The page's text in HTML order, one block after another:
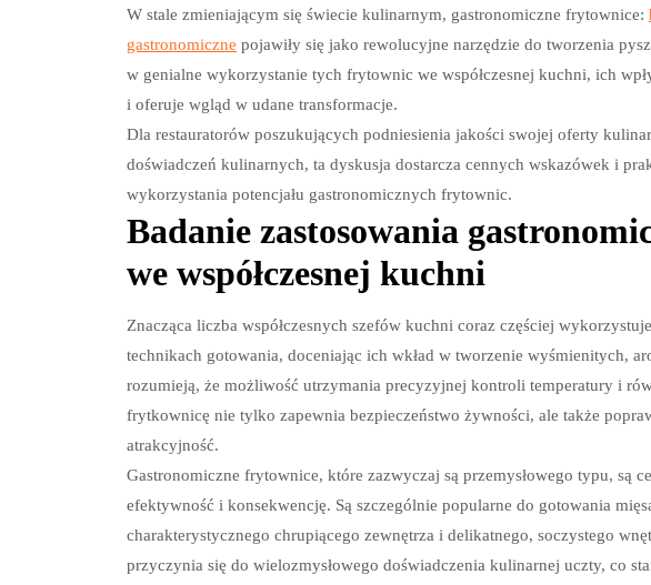
W stale zmieniającym się świecie kulinarnym, gastronomiczne frytownice:
gastronomiczne pojawiły się jako rewolucyjne narzędzie do tworzenia
w genialne wykorzystanie tych frytownic we współczesnej kuchni, ich
i oferuje wgląd w udane transformacje.
Dla restauratorów poszukujących podniesienia jakości swojej oferty
doświadczeń kulinarnych, ta dyskusja dostarcza cennych wskazówek i
wykorzystania potencjału gastronomicznych frytownic.
Badanie zastosowania
we współczesnej kuchni
Znacząca liczba współczesnych szefów kuchni coraz częściej
technikach gotowania, doceniając ich wkład w tworzenie wyśmienitych,
rozumieją, że możliwość utrzymania precyzyjnej kontroli temperatury i
frytkownicę nie tylko zapewnia bezpieczeństwo żywności, ale także
atrakcyjność.
Gastronomiczne frytownice, które zazwyczaj są przemysłowego typu, są
efektywność i konsekwencję. Są szczególnie popularne do gotowania
charakterystycznego chrupiącego zewnętrza i delikatnego, soczystego
przyczynia się do wielozmysłowego doświadczenia kulinarnej uczty, co